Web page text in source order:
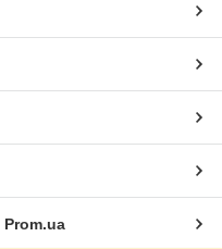
Prom.ua